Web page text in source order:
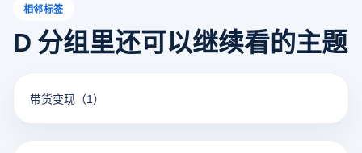
相邻标签
D 分组里还可以继续看的主题
带货变现 （1）